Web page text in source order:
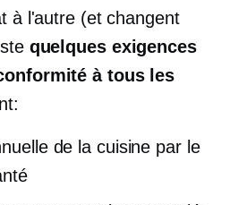
à l'autre (et changent
quelques exigences
à tous les
de la cuisine par le